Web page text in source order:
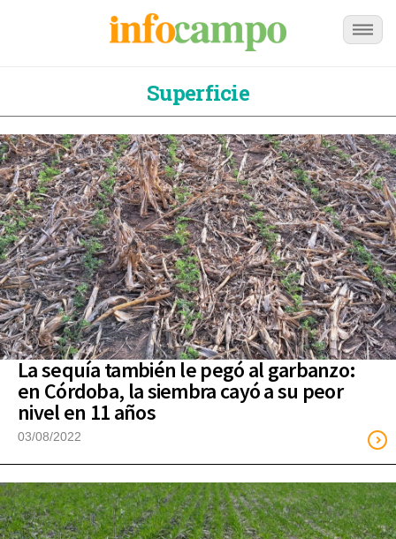
Superficie
La sequía también le pegó al garbanzo:
en Córdoba, la siembra cayó a su peor
nivel en 11 años
03/08/2022